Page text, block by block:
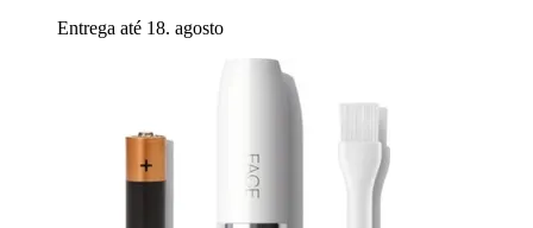
Entrega até 18. agosto